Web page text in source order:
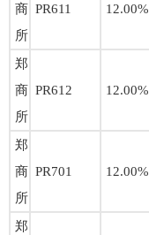
商
所
PR611 12.00%
郑
商
所
PR612 12.00%
郑
商
所
PR701 12.00%
郑